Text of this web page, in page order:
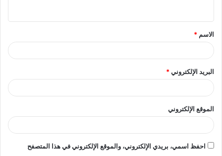
ق
*
الاسم *
البريد الإلكتروني*
الموقع الإلكتروني
احفظ اسمي، بريدي الإلكتروني، والموقع الإلكتروني في هذا المتصفح